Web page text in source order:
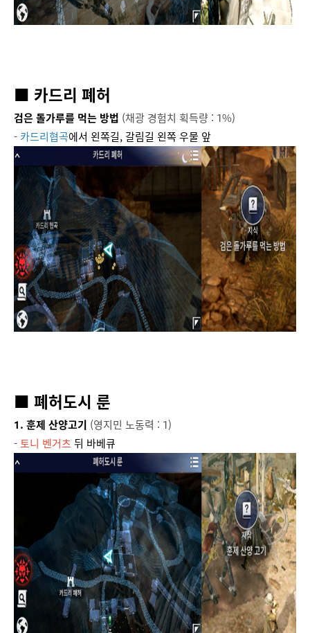
■ 카드리 폐허
검은 돌가루를 먹는 방법 (채광 경험치 획득량 : 1%)
- 카드리협곡에서 왼쪽길, 갈림길 왼쪽 우물 앞
■ 폐허도시 룬
1. 훈제 산양고기 (영지민 노동력 : 1)
-토니 벤거츠 뒤 바베큐